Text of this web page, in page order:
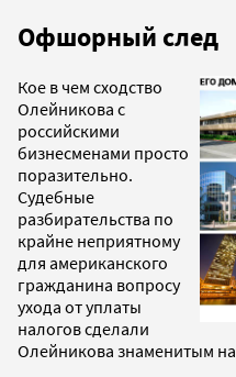
Офшорный след
Кое в чем сходство
Олейникова с
российскими
бизнесменами просто
поразительно.
Судебные
разбирательства по
крайне неприятному
для американского
гражданина вопросу
ухода от уплаты
налогов сделали
Олейникова знаменитым